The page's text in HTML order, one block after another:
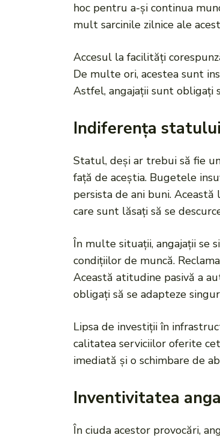
hoc pentru a-și continua
mult sarcinile zilnice ale
Accesul la facilități
De multe ori, acestea sunt
Astfel, angajații sunt obligați
Indiferența
Statul, deși ar trebui să fie
față de aceștia. Bugetele
persista de ani buni.
care sunt lăsați să se
În multe situații, angajații se
condițiilor de muncă.
Această atitudine pasivă a
obligați să se adapteze
Lipsa de investiții în
calitatea serviciilor oferite
imediată și o schimbare de
Inventivitatea
În ciuda acestor provocări,